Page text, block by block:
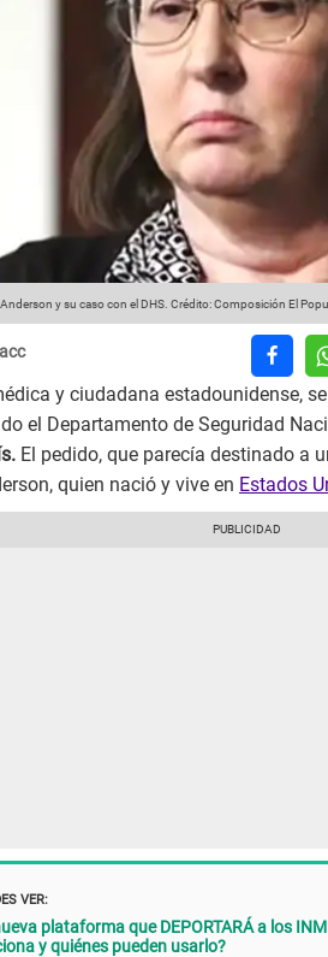
y su caso con el DHS. Crédito: Composición El
y ciudadana estadounidense,
el Departamento de Seguridad
El pedido, que parecía destinado a
quien nació y vive en Estados
VER:
plataforma que DEPORTARÁ a los
y quiénes pueden usarlo?